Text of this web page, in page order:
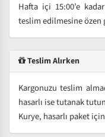
Hafta içi 15:00’e
teslim edilmesine özen
Teslim Alırken
Kargonuzu teslim
hasarlı ise tutanak
Kurye, hasarlı paket